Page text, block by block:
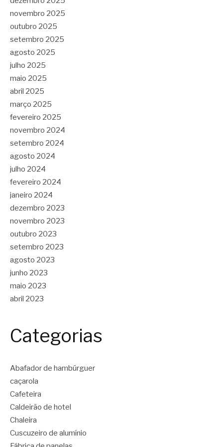
novembro 2025
outubro 2025
setembro 2025
agosto 2025
julho 2025
maio 2025
abril 2025
março 2025
fevereiro 2025
novembro 2024
setembro 2024
agosto 2024
julho 2024
fevereiro 2024
janeiro 2024
dezembro 2023
novembro 2023
outubro 2023
setembro 2023
agosto 2023
junho 2023
maio 2023
abril 2023
Categorias
Abafador de hambúrguer
caçarola
Cafeteira
Caldeirão de hotel
Chaleira
Cuscuzeiro de alumínio